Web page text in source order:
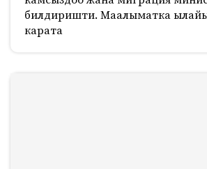
билдиришти. Маалыматка
карата